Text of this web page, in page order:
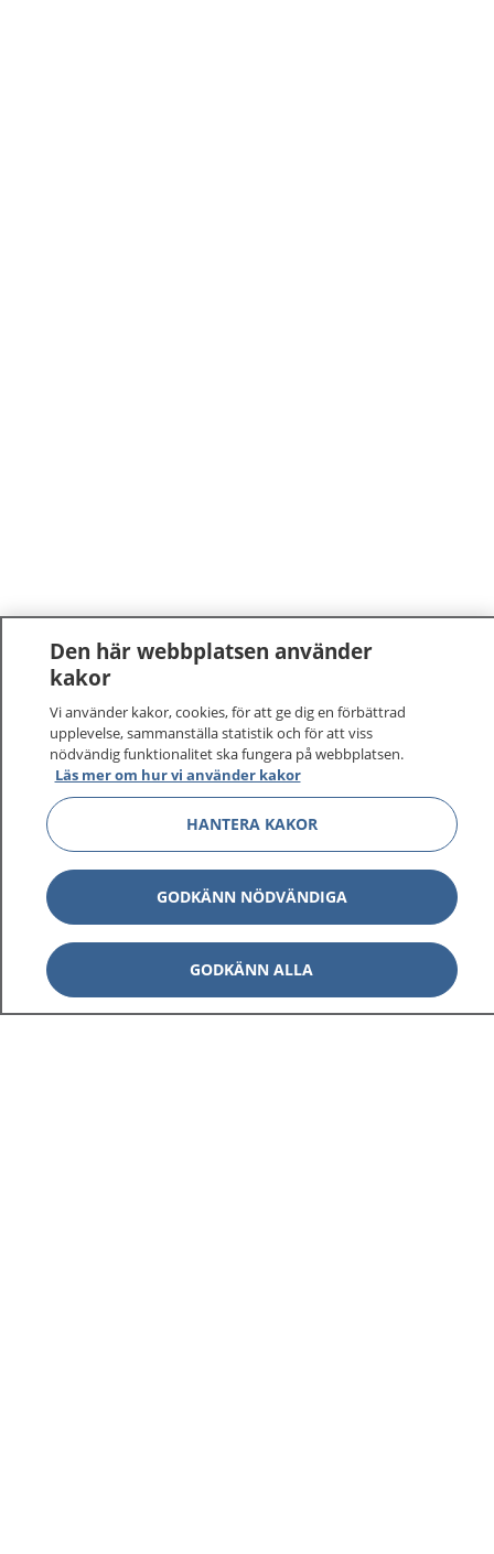
Den här webbplatsen använder
kakor
Vi använder kakor, cookies, för att ge dig en förbättrad
upplevelse, sammanställa statistik och för att viss
nödvändig funktionalitet ska fungera på webbplatsen.
Läs mer om hur vi använder kakor
HANTERA KAKOR
GODKÄNN NÖDVÄNDIGA
GODKÄNN ALLA